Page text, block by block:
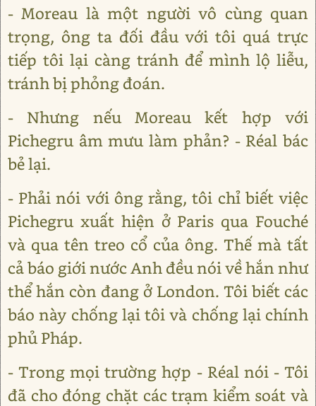
- Moreau là một người vô cùng quan
trọng, ông ta đối đầu với tôi quá trực
tiếp tôi lại càng tránh để mình lộ liễu,
tránh bị phỏng đoán.
- Nhưng nếu Moreau kết hợp với
Pichegru âm mưu làm phản? - Réal bác
bẻ lại.
- Phải nói với ông rằng, tôi chỉ biết việc
Pichegru xuất hiện ở Paris qua Fouché
và qua tên treo cổ của ông. Thế mà tất
cả báo giới nước Anh đều nói về hắn như
thể hắn còn đang ở London. Tôi biết các
báo này chống lại tôi và chống lại chính
phủ Pháp.
- Trong mọi trường hợp - Réal nói - Tôi
đã cho đóng chặt các trạm kiểm soát và